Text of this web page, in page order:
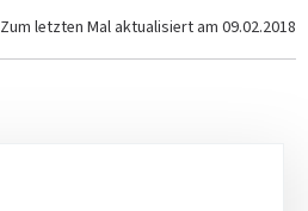
Zum letzten Mal aktualisiert am 09.02.2018